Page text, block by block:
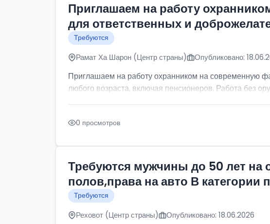
Приглашаем на работу
для ответственных и
Требуются
Рамат Ха Шарон (Центр страны) Опубликовано:
Приглашаем на работу охранником на современную
любого возраста, включая пенсионеров. Работа без
0 просмотров
Требуются мужчины до 50 лет
полов,права на авто В
Требуются
Реховот (Центр страны) Опубликовано: 18.06.2026